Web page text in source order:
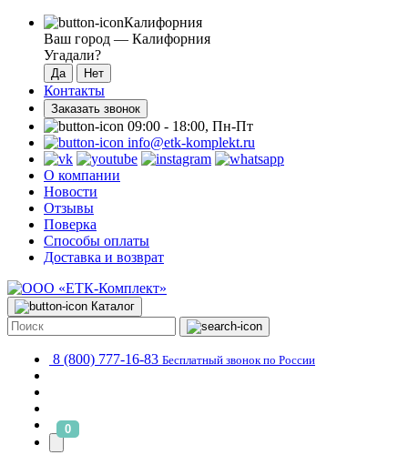
Калифорния
Ваш город — Калифорния
Угадали?
Контакты
Заказать звонок
09:00 - 18:00, Пн-Пт
info@etk-komplekt.ru
О компании
Новости
Отзывы
Поверка
Способы оплаты
Доставка и возврат
Каталог
8 (800) 777-16-83 Бесплатный звонок по России
0